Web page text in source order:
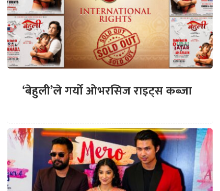
‘बेहुली’ले गर्यो ओभरसिज राइट्स कब्जा